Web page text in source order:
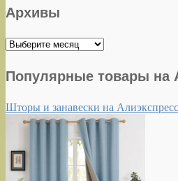
Архивы
Архивы
Популярные товары на
Шторы и занавески на Алиэкспресс